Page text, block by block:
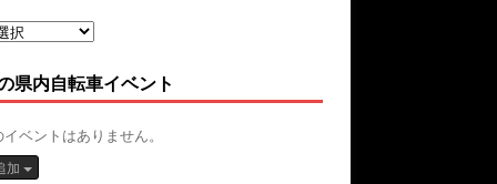
県内自転車イベント
ベントはありません。
加